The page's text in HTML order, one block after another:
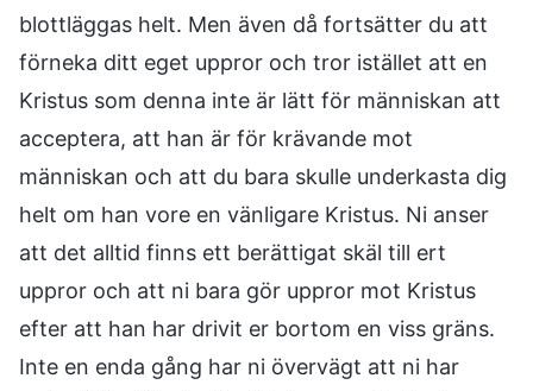
blottläggas helt. Men även då fortsätter du att
förneka ditt eget uppror och tror istället att en
Kristus som denna inte är lätt för människan att
acceptera, att han är för krävande mot
människan och att du bara skulle underkasta dig
helt om han vore en vänligare Kristus. Ni anser
att det alltid finns ett berättigat skäl till ert
uppror och att ni bara gör uppror mot Kristus
efter att han har drivit er bortom en viss gräns.
Inte en enda gång har ni övervägt att ni har